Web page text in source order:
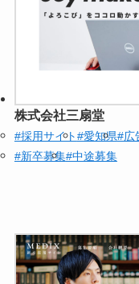
株式会社三扇堂
#採用サイト#愛知県#広
#新卒募集#中途募集